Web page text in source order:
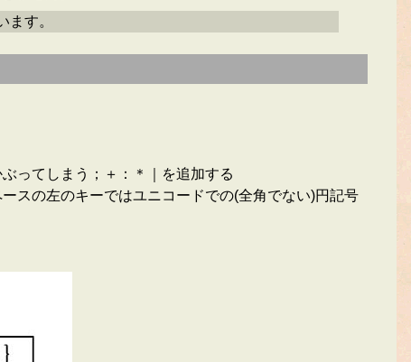
す。
ってしまう；＋：＊｜を追加する
スの左のキーではユニコードでの(全角でない)円記号